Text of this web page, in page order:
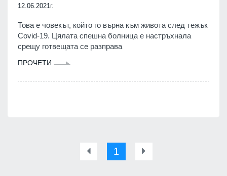
12.06.2021г.
Това е човекът, който го върна към живота след тежък
Covid-19. Цялата спешна болница е настръхнала
срещу готвещата се разправа
ПРОЧЕТИ
1